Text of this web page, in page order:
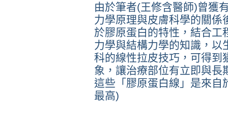
由於筆者(王修含醫師)曾獲
力學原理與皮膚科學的關係
於膠原蛋白的特性，結合工
力學與結構力學的知識，以
科的線性拉皮技巧，可得到
象，讓治療部位有立即與長
這些「膠原蛋白線」是來自
最高)